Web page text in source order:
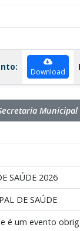
Download
Municipal
SAÚDE 2026
DE SAÚDE
é um evento